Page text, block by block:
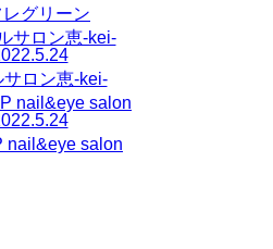
レグリーン
サロン恵-kei-
nail&eye salon